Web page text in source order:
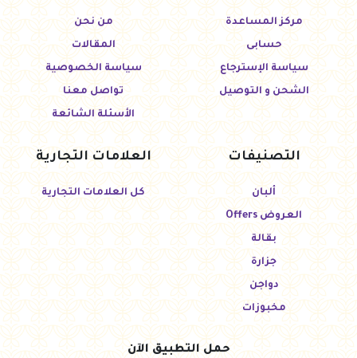
مركز المساعدة
حسابى
سياسة الإسترجاع
الشحن و التوصيل
من نحن
المقالات
سياسة الخصوصية
تواصل معنا
الأسئلة الشائعة
التصنيفات
ألبان
العروض Offers
بقالة
جزارة
دواجن
مخبوزات
العلامات التجارية
كل العلامات التجارية
حمل التطبيق الآن